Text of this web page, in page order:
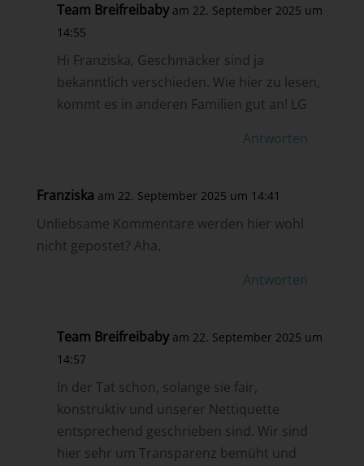
Team Breifreibaby am 22. September 2025 um
14:55
Hi Franziska, Geschmäcker sind ja
bekanntlich verschieden. Wie hier zu lesen,
kommt es in anderen Familien gut an! LG
Antworten
Franziska am 22. September 2025 um 14:41
Unliebsame Kommentare werden hier wohl
nicht gepostet? Aha.
Antworten
Team Breifreibaby am 22. September 2025 um
14:57
In der Tat schon, solange sie fair,
konstruktiv und unserer Nettiquette
entsprechend geschrieben sind. Wir sind
hier sehr um Transparenz bemüht und